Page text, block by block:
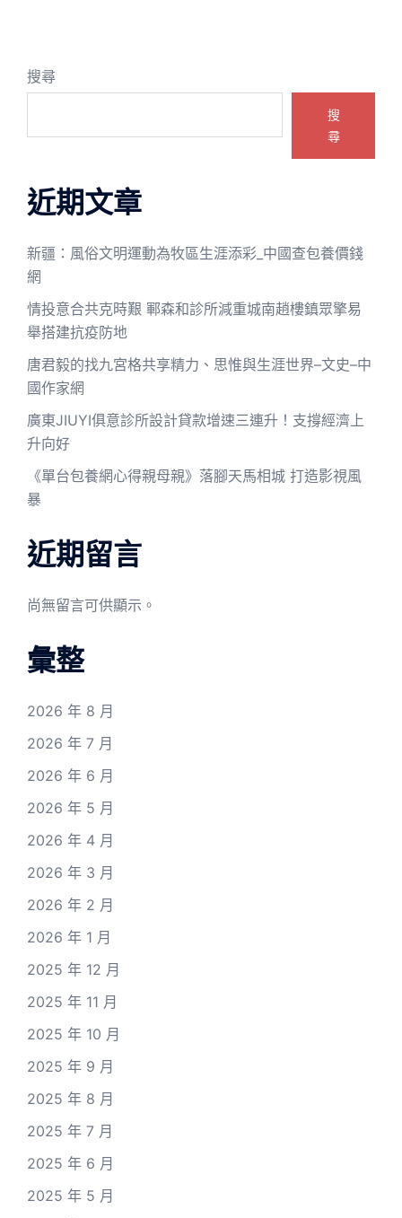
搜尋
搜
尋
近期文章
新疆：風俗文明運動為牧區生涯添彩_中國查包養價錢
網
情投意合共克時艱 鄆森和診所減重城南趙樓鎮眾擎易
舉搭建抗疫防地
唐君毅的找九宮格共享精力、思惟與生涯世界–文史–中
國作家網
廣東JIUYI俱意診所設計貸款增速三連升！支撐經濟上
升向好
《單台包養網心得親母親》落腳天馬相城 打造影視風
暴
近期留言
尚無留言可供顯示。
彙整
2026 年 8 月
2026 年 7 月
2026 年 6 月
2026 年 5 月
2026 年 4 月
2026 年 3 月
2026 年 2 月
2026 年 1 月
2025 年 12 月
2025 年 11 月
2025 年 10 月
2025 年 9 月
2025 年 8 月
2025 年 7 月
2025 年 6 月
2025 年 5 月